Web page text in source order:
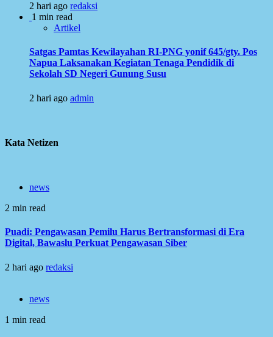
2 hari ago redaksi
1 min read
Artikel
Satgas Pamtas Kewilayahan RI-PNG yonif 645/gty. Pos
Napua Laksanakan Kegiatan Tenaga Pendidik di
Sekolah SD Negeri Gunung Susu
2 hari ago admin
Kata Netizen
news
2 min read
Puadi: Pengawasan Pemilu Harus Bertransformasi di Era
Digital, Bawaslu Perkuat Pengawasan Siber
2 hari ago redaksi
news
1 min read